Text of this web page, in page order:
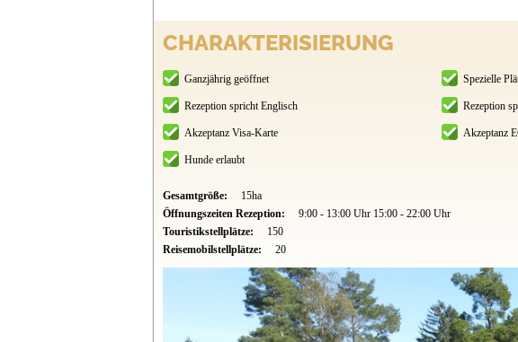
CHARAKTERISIERUNG
Ganzjährig geöffnet Spezielle
Rezeption spricht Englisch Rezeption
Akzeptanz Visa-Karte Akzeptanz
Hunde erlaubt
Gesamtgröße: 15ha
Öffnungszeiten Rezeption:
9:00 - 13:00 Uhr 15:00 - 22:00 Uhr
Touristikstellplätze:
150
Reisemobilstellplätze:
20